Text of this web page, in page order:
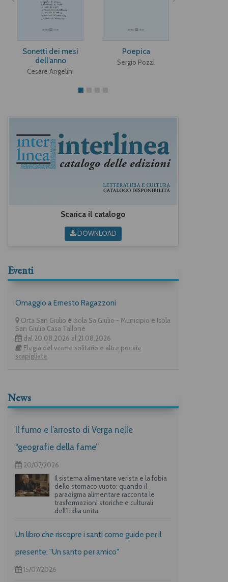
Sonetti dei mesi
dell’anno
Cesare Angelini
Poepica
Sergio Pozzi
Scarica il catalogo
DOWNLOAD
Eventi
Omaggio a Ernesto Ragazzoni
Orta San Giulio e isola Sa Giulio - Municipio e Isola
San Giulio Casa Tallone
dal 20.08.2026 al 21.08.2026
Elegia del verme solitario e altre poesie
scapigliate
News
Il fumo e l’arrosto di Verga nelle
“geografie della fame”
20/07/2026
Il sistema alimentare verista e la fobia
dello stomaco vuoto: quando il
paradigma alimentare racconta le
trasformazioni storiche e culturali
dell’Italia unita.
Un libro che riscopre i santi come guide per il
presente: "Un santo per amico"
15/07/2026